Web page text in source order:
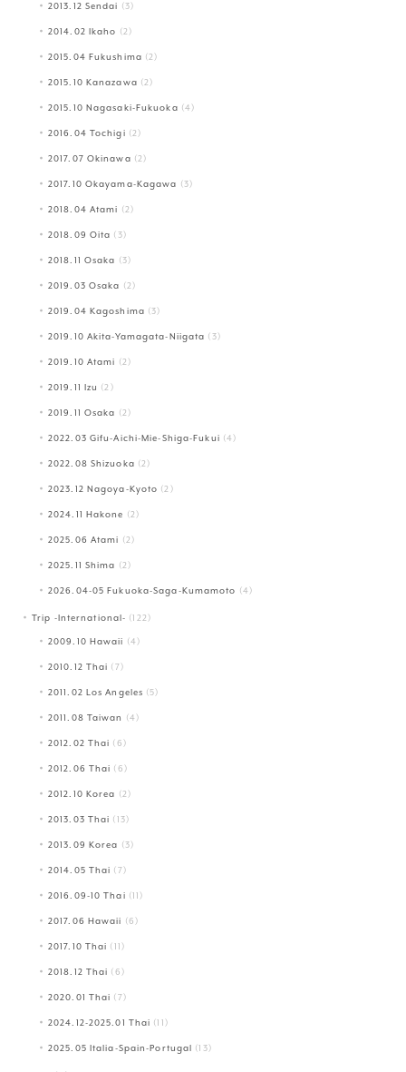
2013.12 Sendai (3)
2014.02 Ikaho (2)
2015.04 Fukushima (2)
2015.10 Kanazawa (2)
2015.10 Nagasaki-Fukuoka (4)
2016.04 Tochigi (2)
2017.07 Okinawa (2)
2017.10 Okayama-Kagawa (3)
2018.04 Atami (2)
2018.09 Oita (3)
2018.11 Osaka (3)
2019.03 Osaka (2)
2019.04 Kagoshima (3)
2019.10 Akita-Yamagata-Niigata (3)
2019.10 Atami (2)
2019.11 Izu (2)
2019.11 Osaka (2)
2022.03 Gifu-Aichi-Mie-Shiga-Fukui (4)
2022.08 Shizuoka (2)
2023.12 Nagoya-Kyoto (2)
2024.11 Hakone (2)
2025.06 Atami (2)
2025.11 Shima (2)
2026.04-05 Fukuoka-Saga-Kumamoto (4)
Trip -International- (122)
2009.10 Hawaii (4)
2010.12 Thai (7)
2011.02 Los Angeles (5)
2011.08 Taiwan (4)
2012.02 Thai (6)
2012.06 Thai (6)
2012.10 Korea (2)
2013.03 Thai (13)
2013.09 Korea (3)
2014.05 Thai (7)
2016.09-10 Thai (11)
2017.06 Hawaii (6)
2017.10 Thai (11)
2018.12 Thai (6)
2020.01 Thai (7)
2024.12-2025.01 Thai (11)
2025.05 Italia-Spain-Portugal (13)